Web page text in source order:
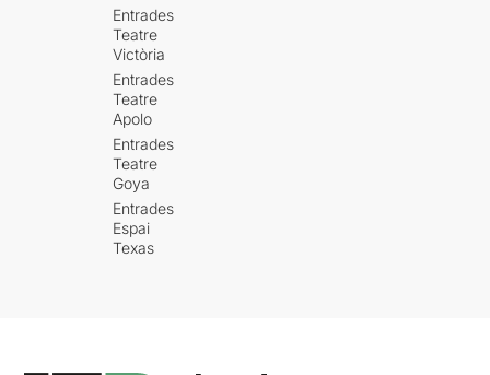
Entrades
Teatre
Victòria
Entrades
Teatre
Apolo
Entrades
Teatre
Goya
Entrades
Espai
Texas